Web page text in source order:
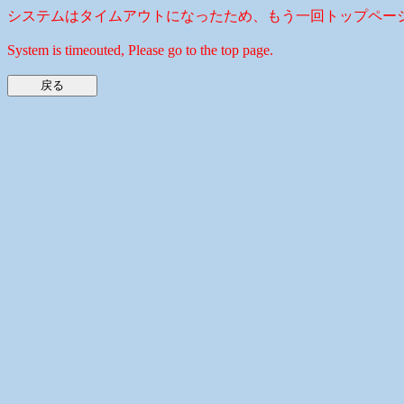
システムはタイムアウトになったため、もう一回トップペー
System is timeouted, Please go to the top page.